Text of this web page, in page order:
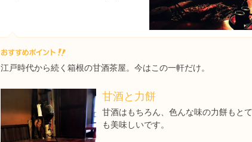
江戸時代から続く箱根の甘酒茶屋。今はこの一軒だけ。
甘酒と力餅
甘酒はもちろん、色んな味の力餅もとて
も美味しいです。